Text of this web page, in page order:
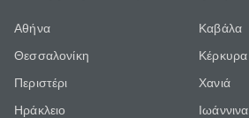
Αθήνα
Θεσσαλονίκη
Περιστέρι
Ηράκλειο
Καβάλα
Κέρκυρα
Χανιά
Ιωάννινα